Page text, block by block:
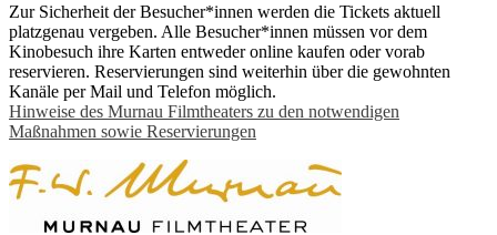
Zur Sicherheit der Besucher*innen werden die Tickets aktuell
platzgenau vergeben. Alle Besucher*innen müssen vor dem
Kinobesuch ihre Karten entweder online kaufen oder vorab
reservieren. Reservierungen sind weiterhin über die gewohnten
Kanäle per Mail und Telefon möglich.
Hinweise des Murnau Filmtheaters zu den notwendigen
Maßnahmen sowie Reservierungen